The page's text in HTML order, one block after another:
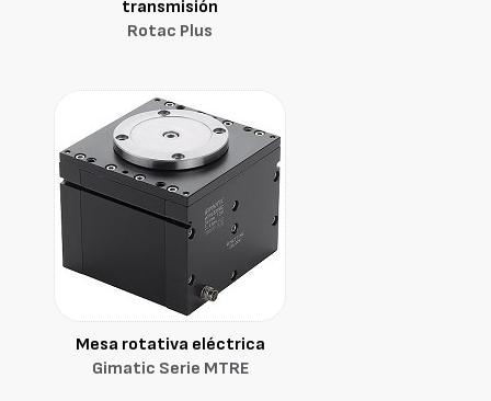
transmisión
Rotac Plus
Mesa rotativa eléctrica
Gimatic Serie MTRE